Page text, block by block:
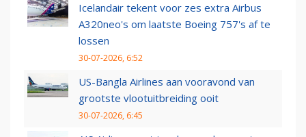
Icelandair tekent voor zes extra Airbus
A320neo's om laatste Boeing 757's af te
lossen
30-07-2026, 6:52
US-Bangla Airlines aan vooravond van
grootste vlootuitbreiding ooit
30-07-2026, 6:45